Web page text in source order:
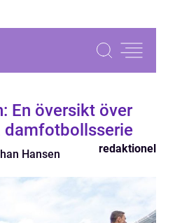
En översikt över
damfotbollsserie
Hansen redaktionel